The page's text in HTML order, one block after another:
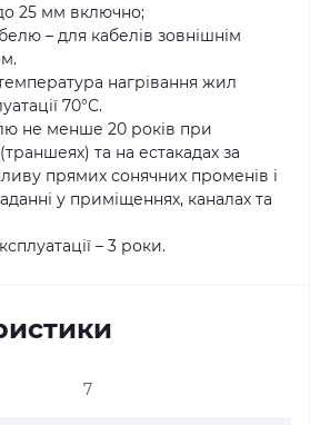
25 мм включно;
– для кабелів зовнішнім
нагрівання жил
70°С.
не менше 20 років при
та на естакадах за
прямих сонячних променів і
у приміщеннях, каналах та
– 3 роки.
7